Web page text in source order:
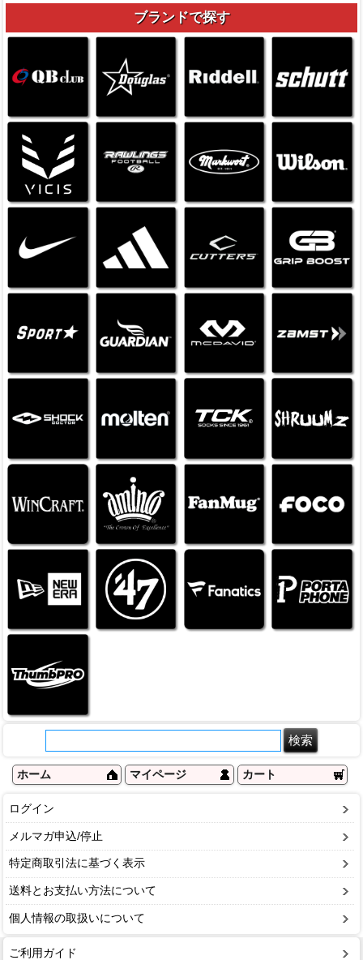
ブランドで探す
ホーム マイページ カート
ログイン
メルマガ申込/停止
特定商取引法に基づく表示
送料とお支払い方法について
個人情報の取扱いについて
ご利用ガイド